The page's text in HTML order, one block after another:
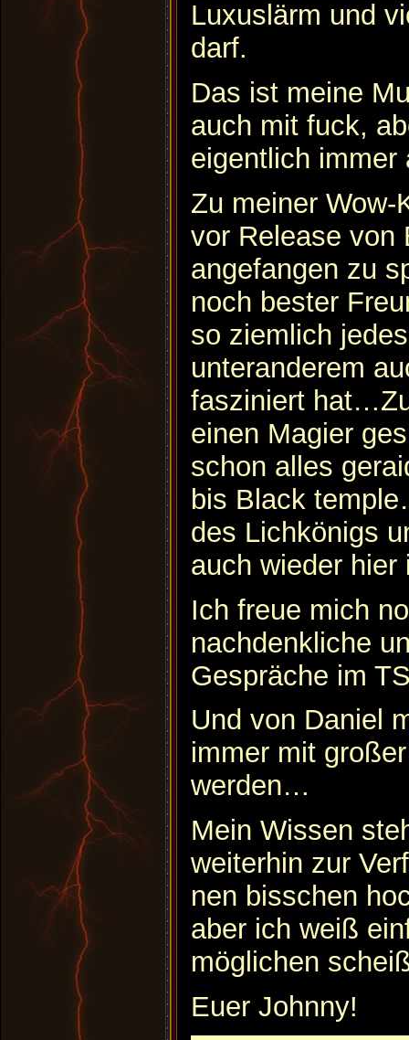
Luxuslärm und
darf.
Das ist meine
auch mit fuck,
eigentlich immer
Zu meiner Wow-
vor Release von
angefangen zu
noch bester
so ziemlich
unteranderem
fasziniert
einen Magier
schon alles
bis Black
des Lichkönigs
auch wieder
Ich freue mich
nachdenkliche
Gespräche im
Und von Daniel
immer mit
werden…
Mein Wissen
weiterhin zur
nen bisschen
aber ich weiß
möglichen
Euer Johnny!